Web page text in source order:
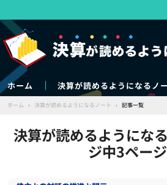
ホーム 決算が読めるようになるノ
ホーム › 決算が読めるようになるノート › 記事一覧
決算が読めるようにな
ジ中3ペー